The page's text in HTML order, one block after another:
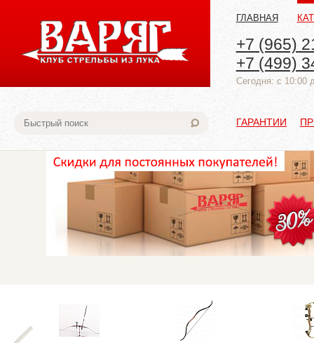
ГЛАВНАЯ
+7 (965)
+7 (499)
Cегодня: с 10:00
ГАРАНТИИ